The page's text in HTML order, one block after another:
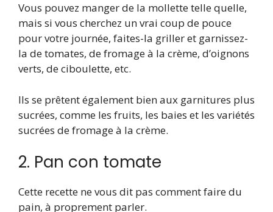
Vous pouvez manger de la mollette telle quelle,
mais si vous cherchez un vrai coup de pouce
pour votre journée, faites-la griller et garnissez-
la de tomates, de fromage à la crème, d’oignons
verts, de ciboulette, etc.
Ils se prêtent également bien aux garnitures plus
sucrées, comme les fruits, les baies et les variétés
sucrées de fromage à la crème.
2. Pan con tomate
Cette recette ne vous dit pas comment faire du
pain, à proprement parler.